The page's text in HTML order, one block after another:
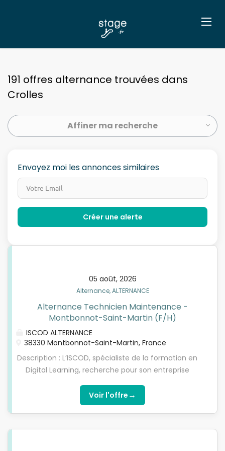
191 offres alternance trouvées dans
Crolles
Affiner ma recherche
Envoyez moi les annonces similaires
05 août, 2026
Alternance, ALTERNANCE
Alternance Technicien Maintenance -
Montbonnot-Saint-Martin (F/H)
ISCOD ALTERNANCE
38330 Montbonnot-Saint-Martin, France
Description : L’ISCOD, spécialiste de la formation en
Digital Learning, recherche pour son entreprise
informatique, un(e) Technicien(ne) Informatique
en contrat d'apprentissage, pour préparer l’une de
de niveau 5 à niveau 7 (Bac+2, Bachelor/Bac+3 ou
Voir l'offre →